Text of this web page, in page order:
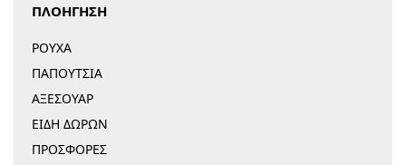
ΠΛΟΗΓΗΣΗ
ΡΟΥΧΑ
ΠΑΠΟΥΤΣΙΑ
ΑΞΕΣΟΥΑΡ
ΕΙΔΗ ΔΩΡΩΝ
ΠΡΟΣΦΟΡΕΣ